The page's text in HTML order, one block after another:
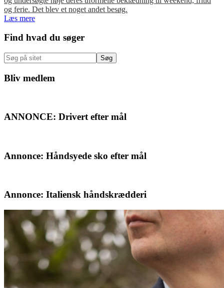
og ferie. Det blev et noget andet besøg.
Læs mere
Primær
Sidebar
Find hvad du søger
Søg
på
sitet
Bliv medlem
ANNONCE: Drivert efter mål
Annonce: Håndsyede sko efter mål
Annonce: Italiensk håndskrædderi